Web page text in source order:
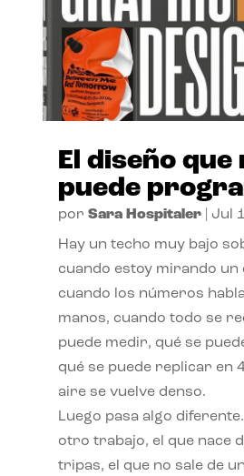
El diseño que
puede
por Sara Hospitaler| Jul
Hay un techo muy bajo
cuando estoy mirando un
cuando los números
manos, cuando todo se
puede medir, qué se
qué se puede replicar en
aire se vuelve denso.
Luego pasa algo
otro trabajo, el que nace
tripas, el que no sale de